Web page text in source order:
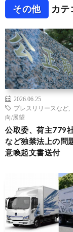
その他 カテ
2026.06.25
プレスリリースなど
向/展望
公取委、荷主779
など独禁法上の問
意喚起文書送付